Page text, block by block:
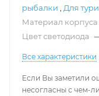
рыбалки
Для
Материал корпуса
Цвет светодиода
Все характеристики
Если Вы заметили
несогласны с чем-